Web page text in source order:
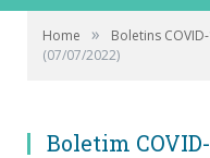
Home » Boletins
(07/07/2022)
Boletim